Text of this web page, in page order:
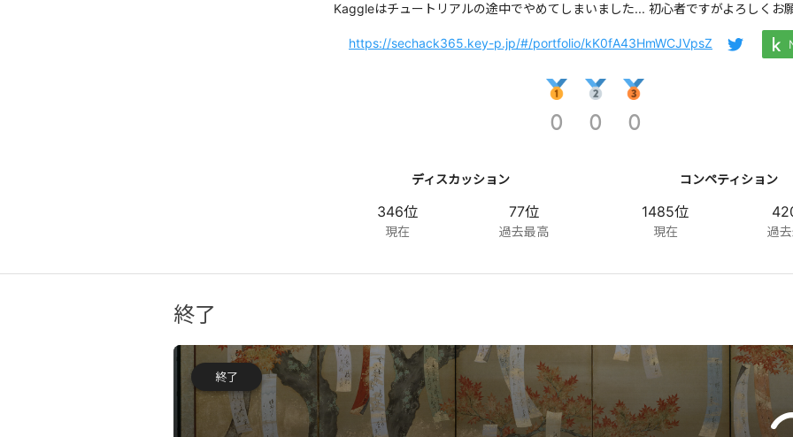
Kaggleはチュートリアルの途中でやめてしまいました... 初心者ですがよろしくお
https://sechack365.key-p.jp/#/portfolio/kK0fA43HmWCJVpsZ
0 0 0
ディスカッション
346位
現在
77位
過去最高
コンペティション
1485位
現在 過
終了
終了